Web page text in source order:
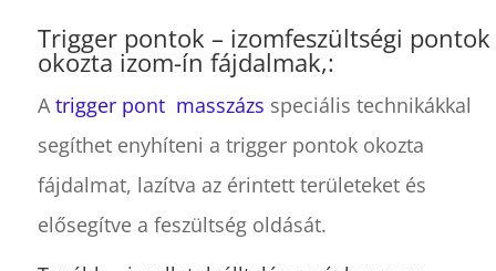
Trigger pontok – izomfeszültségi pontok
okozta izom-ín fájdalmak,:
Atrigger pont masszázs speciális technikákkal
segíthet enyhíteni a trigger pontok okozta
fájdalmat, lazítva az érintett területeket és
elősegítve a feszültség oldását.